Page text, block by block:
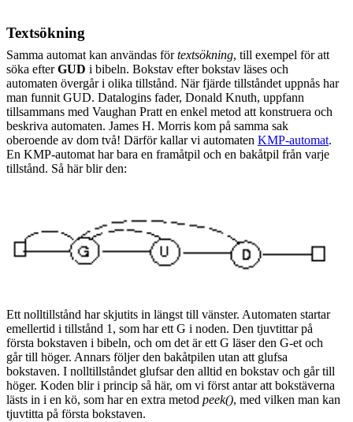
Textsökning
Samma automat kan användas förtextsökning, till exempel för att
söka efterGUD i bibeln. Bokstav efter bokstav läses och
automaten övergår i olika tillstånd. När fjärde tillståndet uppnås har
man funnit GUD. Datalogins fader, Donald Knuth, uppfann
tillsammans med Vaughan Pratt en enkel metod att konstruera och
beskriva automaten. James H. Morris kom på samma sak
oberoende av dom två! Därför kallar vi automaten KMP-automat.
En KMP-automat har bara en framåtpil och en bakåtpil från varje
tillstånd. Så här blir den:
Ett nolltillstånd har skjutits in längst till vänster. Automaten startar
emellertid i tillstånd 1, som har ett G i noden. Den tjuvtittar på
första bokstaven i bibeln, och om det är ett G läser den G-et och
går till höger. Annars följer den bakåtpilen utan att glufsa
bokstaven. I nolltillståndet glufsar den alltid en bokstav och går till
höger. Koden blir i princip så här, om vi först antar att bokstäverna
lästs in i en kö, som har en extra metod peek(), med vilken man kan
tjuvtitta på första bokstaven.